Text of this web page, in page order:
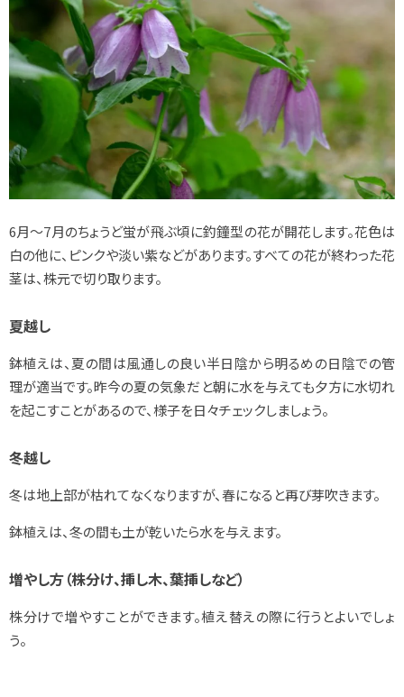
6月～7月のちょうど蛍が飛ぶ頃に釣鐘型の花が開花します。花色は
白の他に、ピンクや淡い紫などがあります。すべての花が終わった花
茎は、株元で切り取ります。
夏越し
鉢植えは、夏の間は風通しの良い半日陰から明るめの日陰での管
理が適当です。昨今の夏の気象だと朝に水を与えても夕方に水切れ
を起こすことがあるので、様子を日々チェックしましょう。
冬越し
冬は地上部が枯れてなくなりますが、春になると再び芽吹きます。
鉢植えは、冬の間も土が乾いたら水を与えます。
増やし方（株分け、挿し木、葉挿しなど）
株分けで増やすことができます。植え替えの際に行うとよいでしょ
う。